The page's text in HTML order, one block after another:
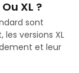
XL ?
sont
versions XL
et leur